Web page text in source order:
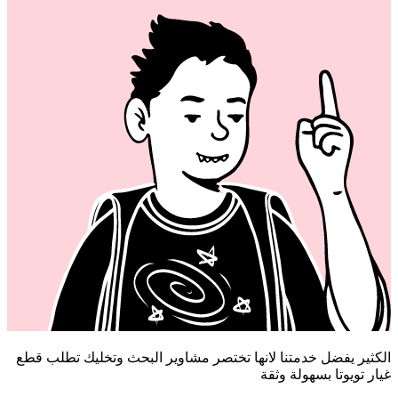
الكثير يفضل خدمتنا لانها تختصر مشاوير البحث وتخليك تطلب قطع
غيار تويوتا بسهولة وثقة